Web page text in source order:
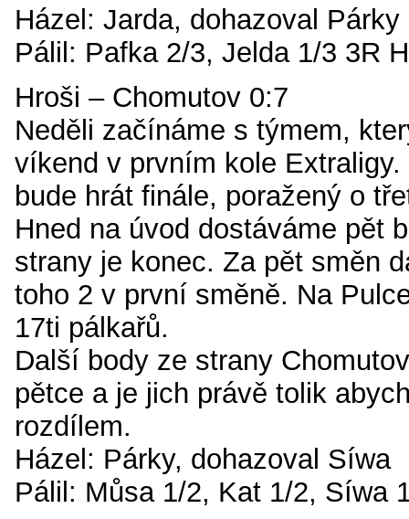
Házel: Jarda, dohazoval Párky
Pálil: Pafka 2/3, Jelda 1/3 3R
Hroši – Chomutov 0:7
Neděli začínáme s týmem,
víkend v prvním kole
bude hrát finále, poražený o
Hned na úvod dostáváme pět
strany je konec. Za pět směn
toho 2 v první směně. Na
17ti pálkařů.
Další body ze strany
pětce a je jich právě tolik
rozdílem.
Házel: Párky, dohazoval Síwa
Pálil: Můsa 1/2, Kat 1/2, Síwa